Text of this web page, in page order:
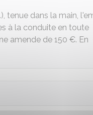
tenue dans la main,
à la conduite en toute
amende de 150 €. En